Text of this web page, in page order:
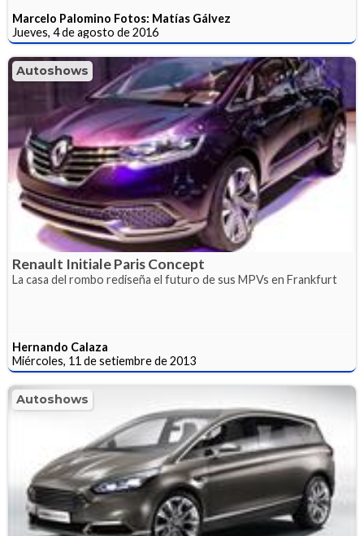
Marcelo Palomino Fotos: Matías Gálvez
Jueves, 4 de agosto de 2016
Autoshows
Renault Initiale Paris Concept
La casa del rombo rediseña el futuro de sus MPVs en Frankfurt
Hernando Calaza
Miércoles, 11 de setiembre de 2013
Autoshows